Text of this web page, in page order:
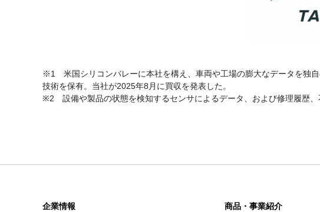
※1 米国シリコンバレーに本社を構え、車両や工場の膨大なデータを独
技術を保有。当社が2025年8月に買収を発表した。
※2 設備や製品の状態を検知するセンサによるデータ、および修理履歴、
企業情報 商品・事業紹介